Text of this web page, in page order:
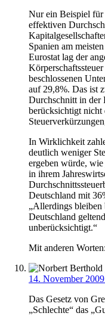
Nur ein Beispiel für
effektiven
Spanien am
Eurostat lag der
beschlossenen
auf 29,8%. Das ist
Durchschnitt in der
berücksichtigt
In Wirklichkeit
deutlich weniger
ergeben würde,
in ihrem
Deutschland mit
„Allerdings bleiben
Deutschland
unberücksichtigt.“
Mit anderen
14. November
Das Gesetz von
„Schlechte“ das